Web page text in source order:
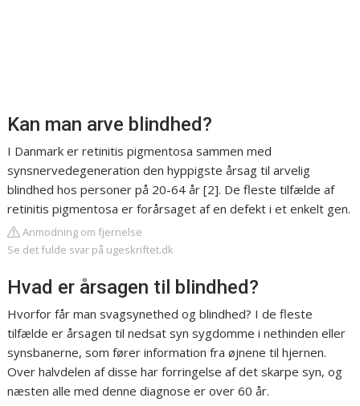
Kan man arve blindhed?
I Danmark er retinitis pigmentosa sammen med
synsnervedegeneration den hyppigste årsag til arvelig
blindhed hos personer på 20-64 år [2]. De fleste tilfælde af
retinitis pigmentosa er forårsaget af en defekt i et enkelt gen.
Anmodning om fjernelse
Se det fulde svar på ugeskriftet.dk
Hvad er årsagen til blindhed?
Hvorfor får man svagsynethed og blindhed? I de fleste
tilfælde er årsagen til nedsat syn sygdomme i nethinden eller
synsbanerne, som fører information fra øjnene til hjernen.
Over halvdelen af disse har forringelse af det skarpe syn, og
næsten alle med denne diagnose er over 60 år.